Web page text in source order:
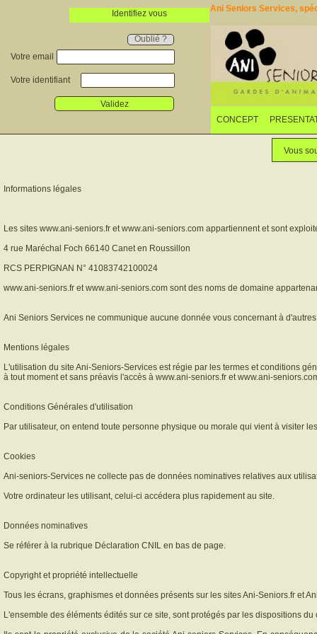
Identifiez vous
Oublié ?
Votre email
Votre identifiant
Validez
Ani Seniors Services,
CONCEPT
Vous
Informations légales
Les sites www.ani-seniors.fr et www.ani-seniors.com appartiennent et sont
4 rue Maréchal Foch 66140 Canet en Roussillon
RCS PERPIGNAN N° 41083742100024
www.ani-seniors.fr et www.ani-seniors.com sont des noms de domaine
Ani Seniors Services ne communique aucune donnée vous concernant à
Mentions légales
L'utilisation du site Ani-Seniors-Services est régie par les termes et conditions
à tout moment et sans préavis l'accès à www.ani-seniors.fr et www.ani-
Conditions Générales d'utilisation
Par utilisateur, on entend toute personne physique ou morale qui vient à visiter
Cookies
Ani-seniors-Services ne collecte pas de données nominatives relatives aux
Votre ordinateur les utilisant, celui-ci accédera plus rapidement au site.
Données nominatives
Se référer à la rubrique Déclaration CNIL en bas de page.
Copyright et propriété intellectuelle
Tous les écrans, graphismes et données présents sur les sites Ani-Seniors.fr et
L'ensemble des éléments édités sur ce site, sont protégés par les dispositions